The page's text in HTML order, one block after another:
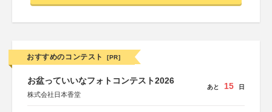
おすすめのコンテスト [PR]
お盆っていいなフォトコンテスト2026
株式会社日本香堂
あと 15 日